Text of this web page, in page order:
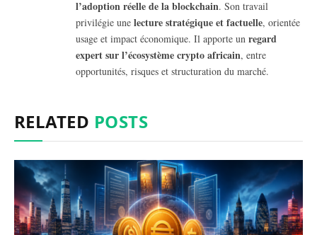
l’adoption réelle de la blockchain. Son travail
privilégie une lecture stratégique et factuelle, orientée
usage et impact économique. Il apporte un regard
expert sur l’écosystème crypto africain, entre
opportunités, risques et structuration du marché.
RELATED POSTS